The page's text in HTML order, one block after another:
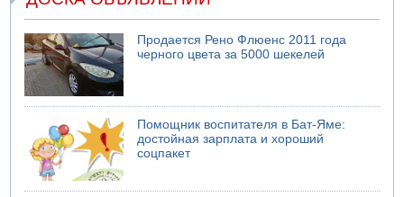
Продается Рено Флюенс 2011 года
черного цвета за 5000 шекелей
Помощник воспитателя в Бат-Яме:
достойная зарплата и хороший
соцпакет